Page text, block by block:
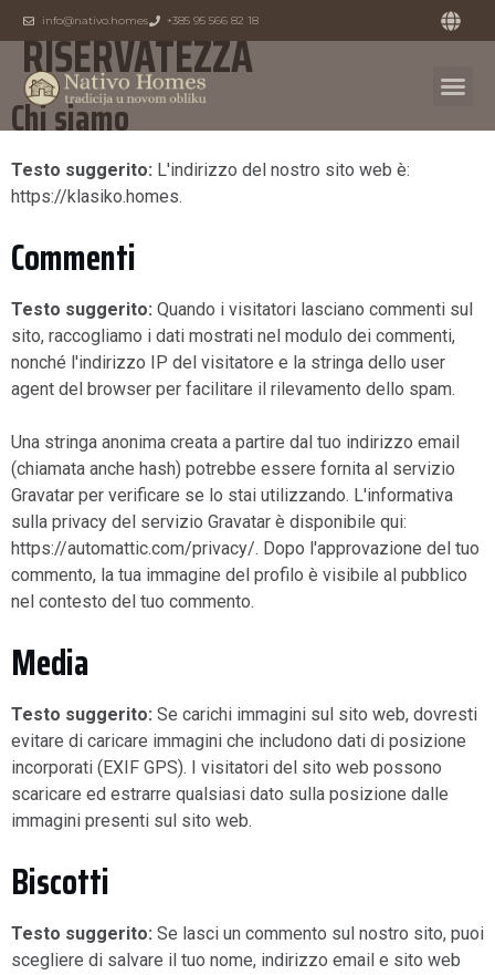
info@nativo.homes +385 95 566 82 18
RISERVATEZZA
Chi siamo
Testo suggerito: L'indirizzo del nostro sito web è:
https://klasiko.homes.
Commenti
Testo suggerito: Quando i visitatori lasciano commenti sul
sito, raccogliamo i dati mostrati nel modulo dei commenti,
nonché l'indirizzo IP del visitatore e la stringa dello user
agent del browser per facilitare il rilevamento dello spam.
Una stringa anonima creata a partire dal tuo indirizzo email
(chiamata anche hash) potrebbe essere fornita al servizio
Gravatar per verificare se lo stai utilizzando. L'informativa
sulla privacy del servizio Gravatar è disponibile qui:
https://automattic.com/privacy/. Dopo l'approvazione del tuo
commento, la tua immagine del profilo è visibile al pubblico
nel contesto del tuo commento.
Media
Testo suggerito: Se carichi immagini sul sito web, dovresti
evitare di caricare immagini che includono dati di posizione
incorporati (EXIF GPS). I visitatori del sito web possono
scaricare ed estrarre qualsiasi dato sulla posizione dalle
immagini presenti sul sito web.
Biscotti
Testo suggerito: Se lasci un commento sul nostro sito, puoi
scegliere di salvare il tuo nome, indirizzo email e sito web